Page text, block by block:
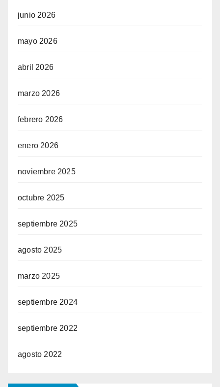
junio 2026
mayo 2026
abril 2026
marzo 2026
febrero 2026
enero 2026
noviembre 2025
octubre 2025
septiembre 2025
agosto 2025
marzo 2025
septiembre 2024
septiembre 2022
agosto 2022